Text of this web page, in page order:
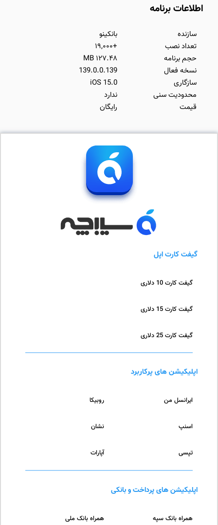
اطلاعات برنامه
بانکینو
+۱۹,۰۰۰
۱۲۷.۴۸ MB
139.0.0.139
iOS 15.0
ندارد
رایگان
سازنده
تعداد نصب
حجم برنامه
نسخه فعال
سازگاری
محدودیت سنی
قیمت
گیفت کارت اپل
گیفت کارت 10 دلاری
گیفت کارت 15 دلاری
گیفت کارت 25 دلاری
اپلیکیشن های پرکاربرد
روبیکا ایرانسل من
نشان اسنپ
آپارات تپسی
اپلیکیشن های پرداخت و بانکی
همراه بانک ملی همراه بانک سپه